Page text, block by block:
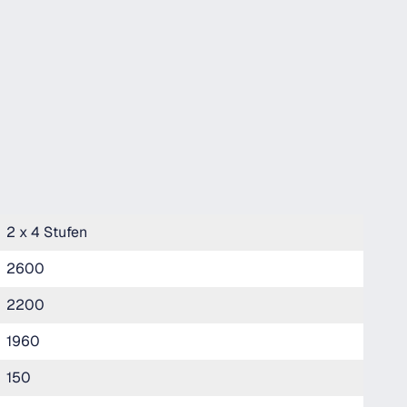
2 x 4 Stufen
2600
2200
1960
150